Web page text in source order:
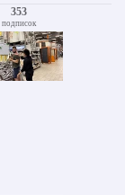
353
подписок